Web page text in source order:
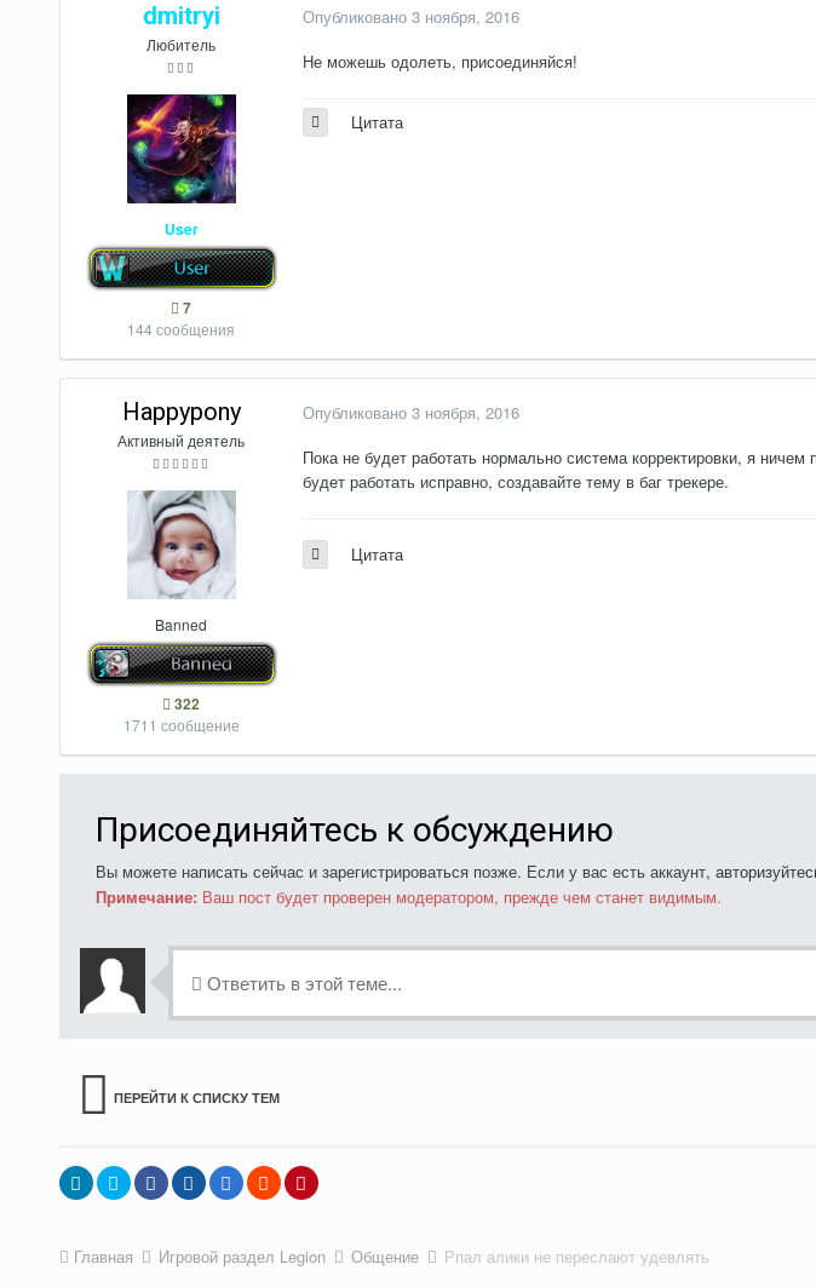
dmitryi
Любитель
User
7
144 сообщения
Опубликовано 3 ноября, 2016
Не можешь одолеть, присоединяйся!
Цитата
Happypony
Активный деятель
Banned
322
1711 сообщение
Опубликовано 3 ноября, 2016
Пока не будет работать нормально система корректировки, я
будет работать исправно, создавайте тему в баг трекере.
Цитата
Присоединяйтесь к обсуждению
Вы можете написать сейчас и зарегистрироваться позже. Если у вас есть аккаунт,
Примечание: Ваш пост будет проверен модератором, прежде чем станет видимым.
Ответить в этой теме...
ПЕРЕЙТИ К СПИСКУ ТЕМ
Главная Игровой раздел Legion Общение Рпал алики не переслают удевлять